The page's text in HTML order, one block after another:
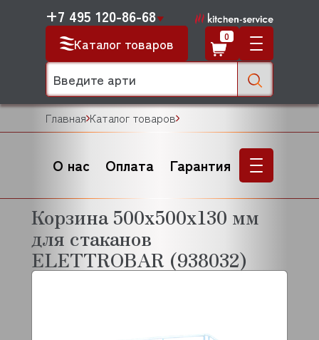
Каталог товаров
+7 495 120-86-68
0
Главная Каталог товаров
О нас Оплата Гарантия
Корзина 500x500x130 мм
для стаканов
ELETTROBAR (938032)